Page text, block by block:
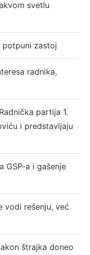
svetlu
potpuni zastoj
radnika,
partija 1.
i predstavljaju
GSP-a i gašenje
vodi rešenju, već
štrajka doneo